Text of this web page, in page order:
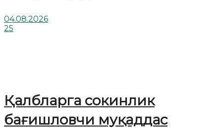
04.08.2026
25
Қалбларга сокинлик
бағишловчи муқаддас